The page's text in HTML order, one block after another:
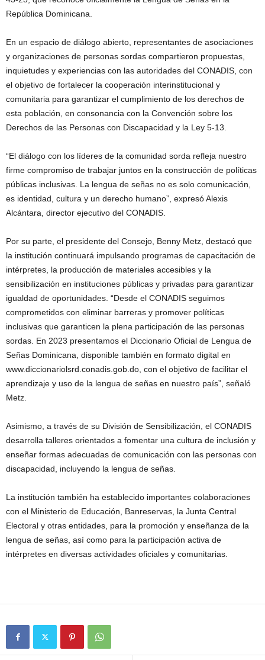
República Dominicana.
En un espacio de diálogo abierto, representantes de asociaciones
y organizaciones de personas sordas compartieron propuestas,
inquietudes y experiencias con las autoridades del CONADIS, con
el objetivo de fortalecer la cooperación interinstitucional y
comunitaria para garantizar el cumplimiento de los derechos de
esta población, en consonancia con la Convención sobre los
Derechos de las Personas con Discapacidad y la Ley 5-13.
“El diálogo con los líderes de la comunidad sorda refleja nuestro
firme compromiso de trabajar juntos en la construcción de políticas
públicas inclusivas. La lengua de señas no es solo comunicación,
es identidad, cultura y un derecho humano”, expresó Alexis
Alcántara, director ejecutivo del CONADIS.
Por su parte, el presidente del Consejo, Benny Metz, destacó que
la institución continuará impulsando programas de capacitación de
intérpretes, la producción de materiales accesibles y la
sensibilización en instituciones públicas y privadas para garantizar
igualdad de oportunidades. “Desde el CONADIS seguimos
comprometidos con eliminar barreras y promover políticas
inclusivas que garanticen la plena participación de las personas
sordas. En 2023 presentamos el Diccionario Oficial de Lengua de
Señas Dominicana, disponible también en formato digital en
www.diccionariolsrd.conadis.gob.do, con el objetivo de facilitar el
aprendizaje y uso de la lengua de señas en nuestro país”, señaló
Metz.
Asimismo, a través de su División de Sensibilización, el CONADIS
desarrolla talleres orientados a fomentar una cultura de inclusión y
enseñar formas adecuadas de comunicación con las personas con
discapacidad, incluyendo la lengua de señas.
La institución también ha establecido importantes colaboraciones
con el Ministerio de Educación, Banreservas, la Junta Central
Electoral y otras entidades, para la promoción y enseñanza de la
lengua de señas, así como para la participación activa de
intérpretes en diversas actividades oficiales y comunitarias.